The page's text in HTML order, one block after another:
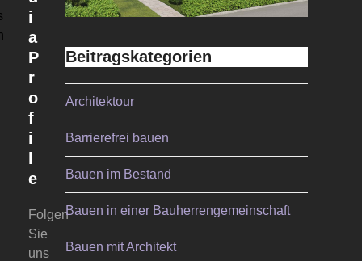
Beitragskategorien
Architektour
Barrierefrei bauen
Bauen im Bestand
Bauen in einer Bauherrengemeinschaft
Bauen mit Architekt
i
a
P
r
o
f
i
e
Folgen
Sie
uns